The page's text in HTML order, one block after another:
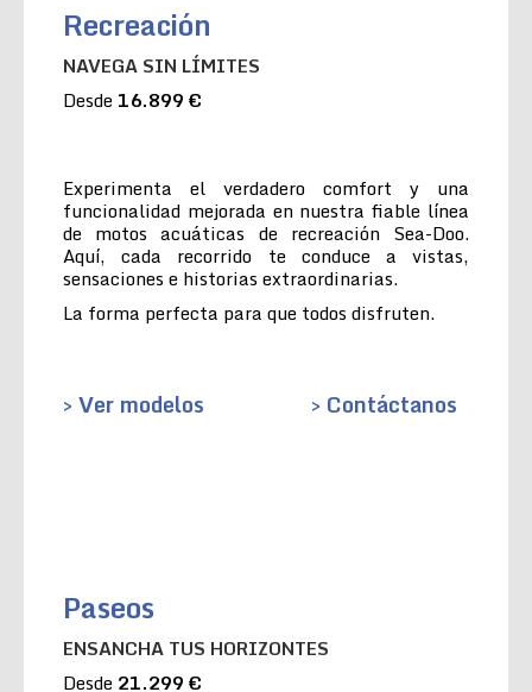
Recreación
NAVEGA SIN LÍMITES
Desde 16.899 €
Experimenta el verdadero comfort y una
funcionalidad mejorada en nuestra fiable línea
de motos acuáticas de recreación Sea-Doo.
Aquí, cada recorrido te conduce a vistas,
sensaciones e historias extraordinarias.
La forma perfecta para que todos disfruten.
> Ver modelos > Contáctanos
Paseos
ENSANCHA TUS HORIZONTES
Desde 21.299 €